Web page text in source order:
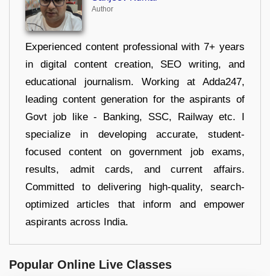
Author
Experienced content professional with 7+ years
in digital content creation, SEO writing, and
educational journalism. Working at Adda247,
leading content generation for the aspirants of
Govt job like - Banking, SSC, Railway etc. I
specialize in developing accurate, student-
focused content on government job exams,
results, admit cards, and current affairs.
Committed to delivering high-quality, search-
optimized articles that inform and empower
aspirants across India.
Popular Online Live Classes